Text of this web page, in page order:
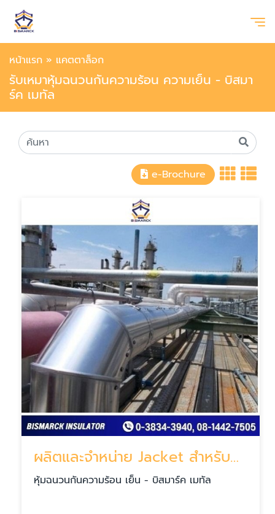
หน้าแรก » แคตตาล็อก
รับเหมาหุ้มฉนวนกันความร้อน ความเย็น - บิสมา
ร์ค เมทัล
e-Brochure
ผลิตและจำหน่าย Jacket สำหรับงานหุ้มฉนวน
หุ้มฉนวนกันความร้อน เย็น - บิสมาร์ค เมทัล